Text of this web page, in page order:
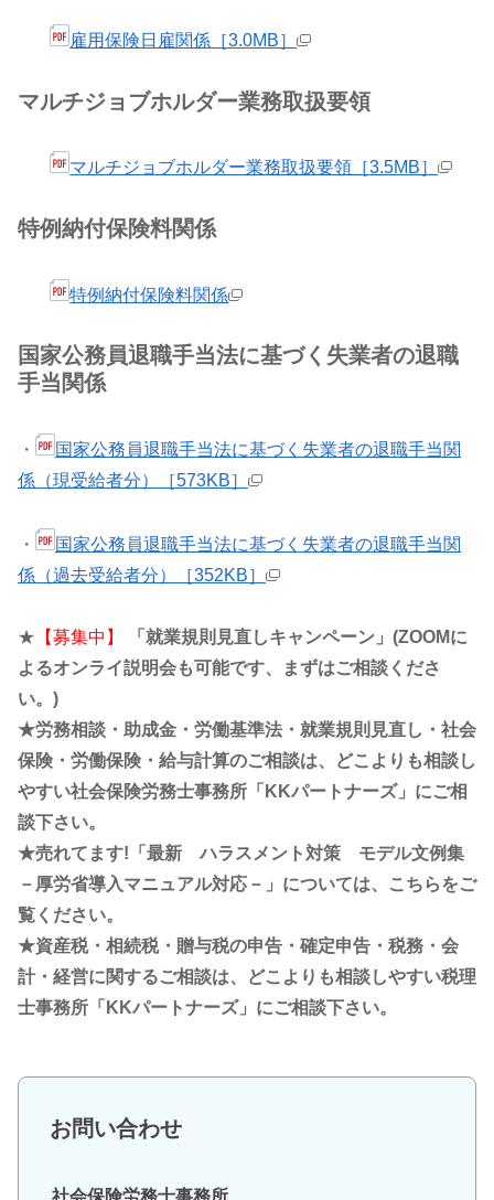
雇用保険日雇関係［3.0MB］
マルチジョブホルダー業務取扱要領
マルチジョブホルダー業務取扱要領［3.5MB］
特例納付保険料関係
特例納付保険料関係
国家公務員退職手当法に基づく失業者の退職
手当関係
・
国家公務員退職手当法に基づく失業者の退職手当関
係（現受給者分）［573KB］
・
国家公務員退職手当法に基づく失業者の退職手当関
係（過去受給者分）［352KB］
★ 【募集中】
「就業規則見直しキャンペーン」(ZOOMに
よるオンライ説明会も可能です、まずはご相談くださ
い。)
★労務相談・助成金・労働基準法・就業規則見直し・社会
保険・労働保険・給与計算のご相談は、どこよりも相談し
やすい社会保険労務士事務所「KKパートナーズ」にご相
談下さい。
★売れてます!「最新 ハラスメント対策 モデル文例集
－厚労省導入マニュアル対応－」については、こちらをご
覧ください。
★資産税・相続税・贈与税の申告・確定申告・税務・会
計・経営に関するご相談は、どこよりも相談しやすい税理
士事務所「KKパートナーズ」にご相談下さい。
お問い合わせ
社会保険労務士事務所